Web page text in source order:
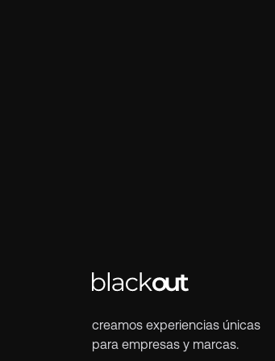
creamos experiencias únicas
para empresas y marcas.